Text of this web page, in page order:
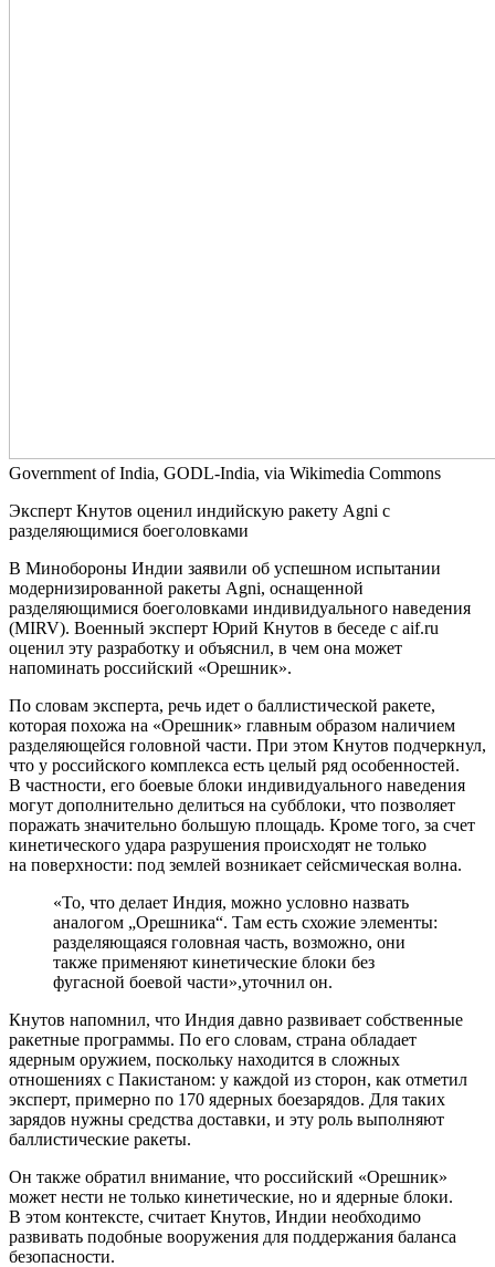
Government of India, GODL-India, via Wikimedia Commons
Эксперт Кнутов оценил индийскую ракету Agni с
разделяющимися боеголовками
В Минобороны Индии заявили об успешном испытании
модернизированной ракеты Agni, оснащенной
разделяющимися боеголовками индивидуального наведения
(MIRV). Военный эксперт Юрий Кнутов в беседе с aif.ru
оценил эту разработку и объяснил, в чем она может
напоминать российский «Орешник».
По словам эксперта, речь идет о баллистической ракете,
которая похожа на «Орешник» главным образом наличием
разделяющейся головной части. При этом Кнутов подчеркнул,
что у российского комплекса есть целый ряд особенностей.
В частности, его боевые блоки индивидуального наведения
могут дополнительно делиться на субблоки, что позволяет
поражать значительно большую площадь. Кроме того, за счет
кинетического удара разрушения происходят не только
на поверхности: под землей возникает сейсмическая волна.
«То, что делает Индия, можно условно назвать
аналогом „Орешника“. Там есть схожие элементы:
разделяющаяся головная часть, возможно, они
также применяют кинетические блоки без
фугасной боевой части»,уточнил он.
Кнутов напомнил, что Индия давно развивает собственные
ракетные программы. По его словам, страна обладает
ядерным оружием, поскольку находится в сложных
отношениях с Пакистаном: у каждой из сторон, как отметил
эксперт, примерно по 170 ядерных боезарядов. Для таких
зарядов нужны средства доставки, и эту роль выполняют
баллистические ракеты.
Он также обратил внимание, что российский «Орешник»
может нести не только кинетические, но и ядерные блоки.
В этом контексте, считает Кнутов, Индии необходимо
развивать подобные вооружения для поддержания баланса
безопасности.